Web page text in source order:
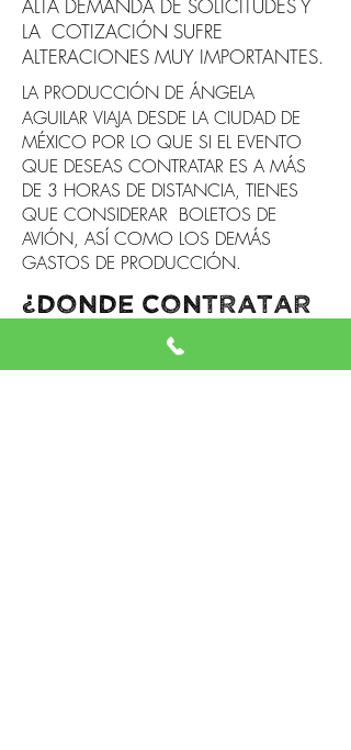
ALTA DEMANDA DE SOLICITUDES Y
LA COTIZACIÓN SUFRE
ALTERACIONES MUY IMPORTANTES.
LA PRODUCCIÓN DE ÁNGELA
AGUILAR VIAJA DESDE LA CIUDAD DE
MÉXICO POR LO QUE SI EL EVENTO
QUE DESEAS CONTRATAR ES A MÁS
DE 3 HORAS DE DISTANCIA, TIENES
QUE CONSIDERAR BOLETOS DE
AVIÓN, ASÍ COMO LOS DEMÁS
GASTOS DE PRODUCCIÓN.
¿donde contratar
a ÁNGELA AGUILAR y
Cómo?